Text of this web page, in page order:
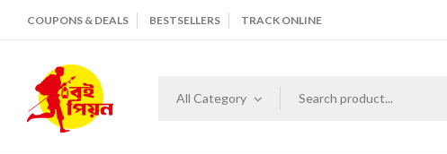
COUPONS & DEALS BESTSELLERS TRACK ONLINE
All Category